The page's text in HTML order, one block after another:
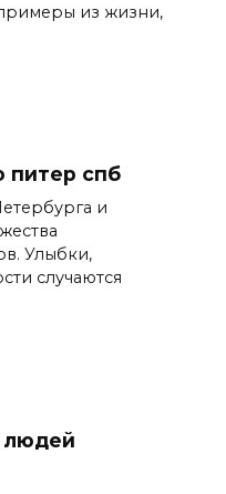
из жизни,
питер спб
и
Улыбки,
случаются
людей